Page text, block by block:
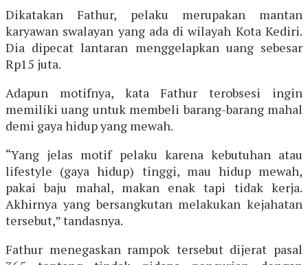
Dikatakan Fathur, pelaku merupakan mantan
karyawan swalayan yang ada di wilayah Kota Kediri.
Dia dipecat lantaran menggelapkan uang sebesar
Rp15 juta.
Adapun motifnya, kata Fathur terobsesi ingin
memiliki uang untuk membeli barang-barang mahal
demi gaya hidup yang mewah.
“Yang jelas motif pelaku karena kebutuhan atau
lifestyle (gaya hidup) tinggi, mau hidup mewah,
pakai baju mahal, makan enak tapi tidak kerja.
Akhirnya yang bersangkutan melakukan kejahatan
tersebut,” tandasnya.
Fathur menegaskan rampok tersebut dijerat pasal